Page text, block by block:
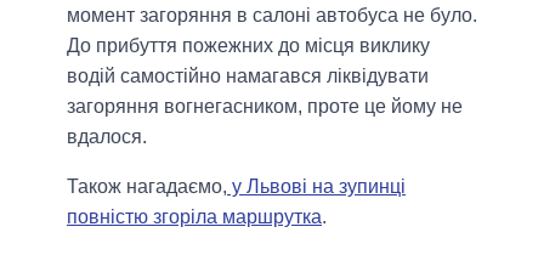
момент загоряння в салоні автобуса не було.
До прибуття пожежних до місця виклику
водій самостійно намагався ліквідувати
загоряння вогнегасником, проте це йому не
вдалося.
Також нагадаємо, у Львові на зупинці
повністю згоріла маршрутка.